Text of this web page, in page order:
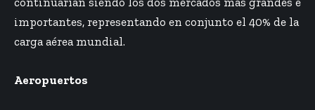
importantes, representando en conjunto el 40% de la
carga aérea mundial.
Aeropuertos